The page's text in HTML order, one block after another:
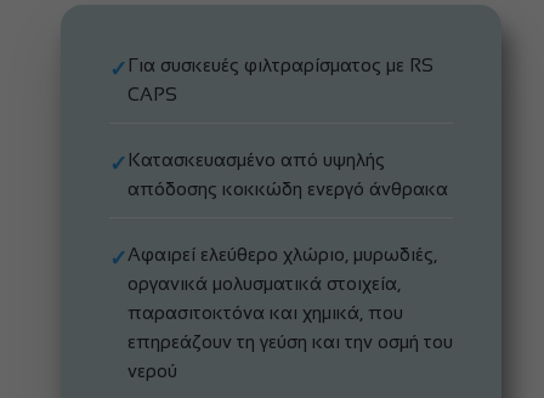
✓ Για συσκευές φιλτραρίσματος με RS
CAPS
✓ Κατασκευασμένο από υψηλής
απόδοσης κοκκώδη ενεργό άνθρακα
✓Αφαιρεί ελεύθερο χλώριο, μυρωδιές,
οργανικά μολυσματικά στοιχεία,
παρασιτοκτόνα και χημικά, που
επηρεάζουν τη γεύση και την οσμή του
νερού